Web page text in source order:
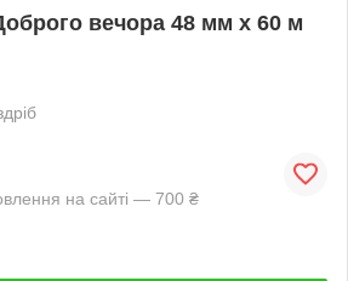
вечора 48 мм х 60 м
на сайті — 700 ₴